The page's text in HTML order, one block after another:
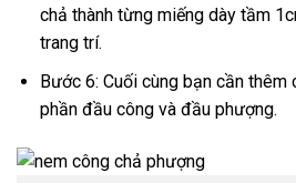
chả thành từng miếng dày tầm
trang trí.
Bước 6: Cuối cùng bạn cần
phần đầu công và đầu phượng.